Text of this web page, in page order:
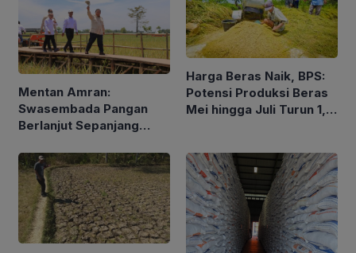
Mentan Amran:
Swasembada Pangan
Berlanjut Sepanjang
Harga Beras Naik, BPS:
Potensi Produksi Beras
Mei hingga Juli Turun 1,16